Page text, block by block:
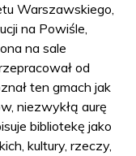
Warszawskiego,
na Powiśle,
na sale
od
ten gmach jak
niezwykłą aurę
bibliotekę jako
kultury, rzeczy,